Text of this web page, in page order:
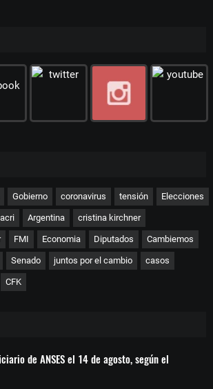
Gobierno coronavirus tensión Elecciones
Argentina cristina kirchner
FMI Economia Diputados Cambiemos
Senado juntos por el cambio casos
CFK
de ANSES el 14 de agosto, según el